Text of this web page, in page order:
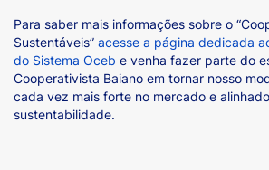
Para saber mais informações sobre o
Sustentáveis” acesse a página dedicada
do Sistema Oceb e venha fazer parte do
Cooperativista Baiano em tornar nosso
cada vez mais forte no mercado e
sustentabilidade.